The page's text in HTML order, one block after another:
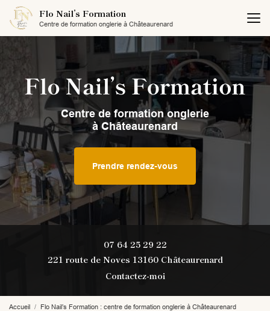
Aller
contenu
Flo Nail’s Formation
Centre de formation onglerie à Châteaurenard
Centre de formation onglerie
à Châteaurenard
Prendre rendez-vous
07 64 25 29 22
221 route de Noves 13160 Châteaurenard
Contactez-moi
Accueil
Flo Nail’s Formation : centre de formation onglerie à Châteaurenard